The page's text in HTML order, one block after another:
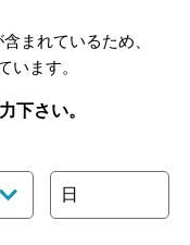
りハイボール取り扱い銘
まれているため、
います。
下さい。
日